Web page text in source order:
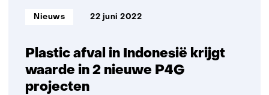
Plastic afval in Indonesië krijgt
waarde in 2 nieuwe P4G
projecten
Informatietype:
Nieuws 22 juni 2022